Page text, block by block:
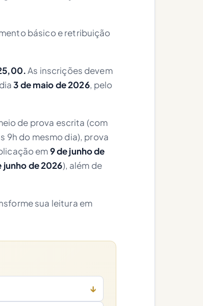
básico e retribuição
As inscrições devem
3 de maio de 2026, pelo
de prova escrita (com
9h do mesmo dia), prova
em9 de junho de
junho de 2026), além de
sua leitura em
↓